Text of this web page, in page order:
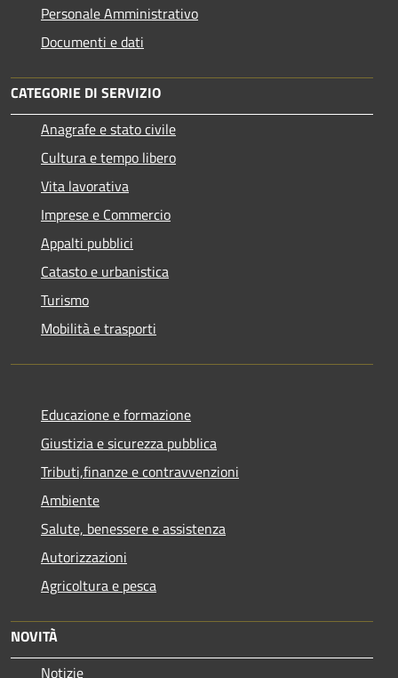
Personale Amministrativo
Documenti e dati
CATEGORIE DI SERVIZIO
Anagrafe e stato civile
Cultura e tempo libero
Vita lavorativa
Imprese e Commercio
Appalti pubblici
Catasto e urbanistica
Turismo
Mobilità e trasporti
Educazione e formazione
Giustizia e sicurezza pubblica
Tributi,finanze e contravvenzioni
Ambiente
Salute, benessere e assistenza
Autorizzazioni
Agricoltura e pesca
NOVITÀ
Notizie